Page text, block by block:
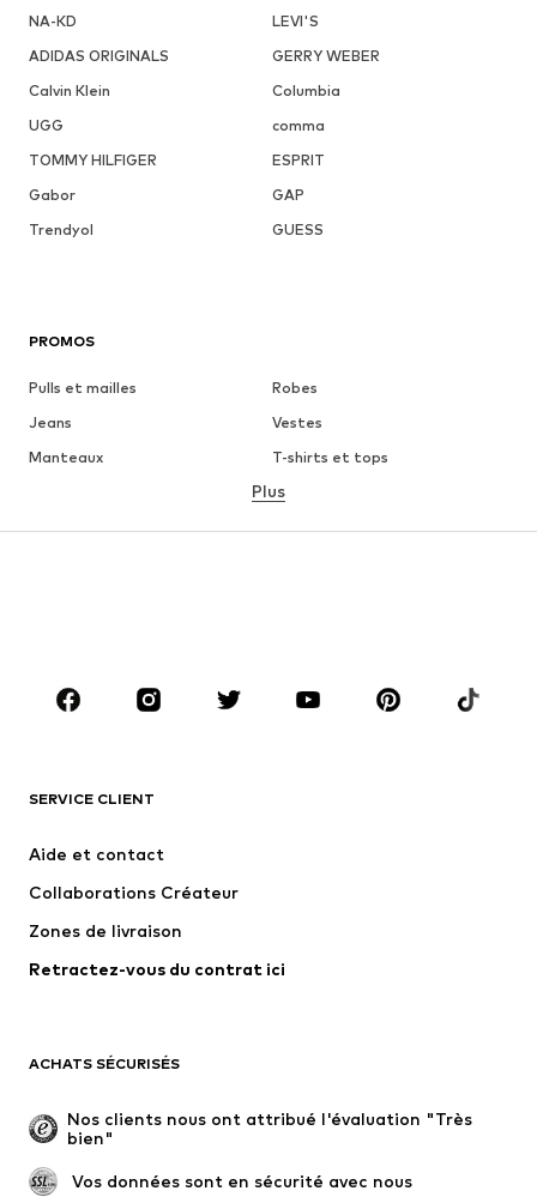
NA-KD
LEVI'S
ADIDAS ORIGINALS
GERRY WEBER
Calvin Klein
Columbia
UGG
comma
TOMMY HILFIGER
ESPRIT
Gabor
GAP
Trendyol
GUESS
PROMOS
Pulls et mailles
Robes
Jeans
Vestes
Manteaux
T-shirts et tops
Lingerie
Jupes
Blouses et tuniques
Accessoires
Premium
Nouveautés
Lingerie
Manteaux
Jupes
Occasions spéciales
Exclusif
Remise à neuf
Plus
SERVICE CLIENT
Aide et contact
Collaborations Créateur
Zones de livraison
Retractez-vous du contrat ici
ACHATS SÉCURISÉS
Nos clients nous ont attribué l'évaluation "Très
bien"
Vos données sont en sécurité avec nous